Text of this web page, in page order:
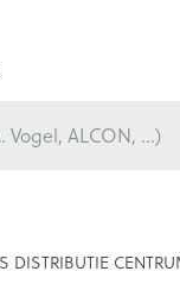
DISTRIBUTIE